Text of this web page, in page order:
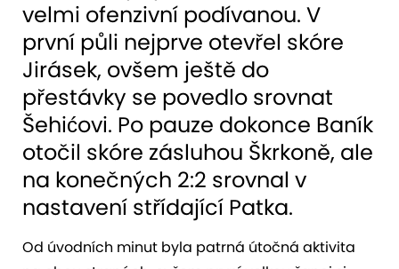
velmi ofenzivní podívanou. V
první půli nejprve otevřel skóre
Jirásek, ovšem ještě do
přestávky se povedlo srovnat
Šehićovi. Po pauze dokonce Baník
otočil skóre zásluhou Škrkoně, ale
na konečných 2:2 srovnal v
nastavení střídající Patka.
Od úvodních minut byla patrná útočná aktivita